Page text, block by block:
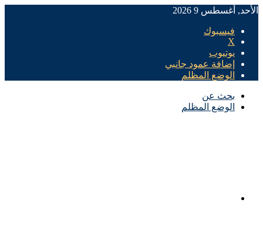
الأحد, أغسطس 9 2026
فيسبوك
X
يوتيوب
إضافة عمود جانبي
الوضع المظلم
بحث عن
الوضع المظلم